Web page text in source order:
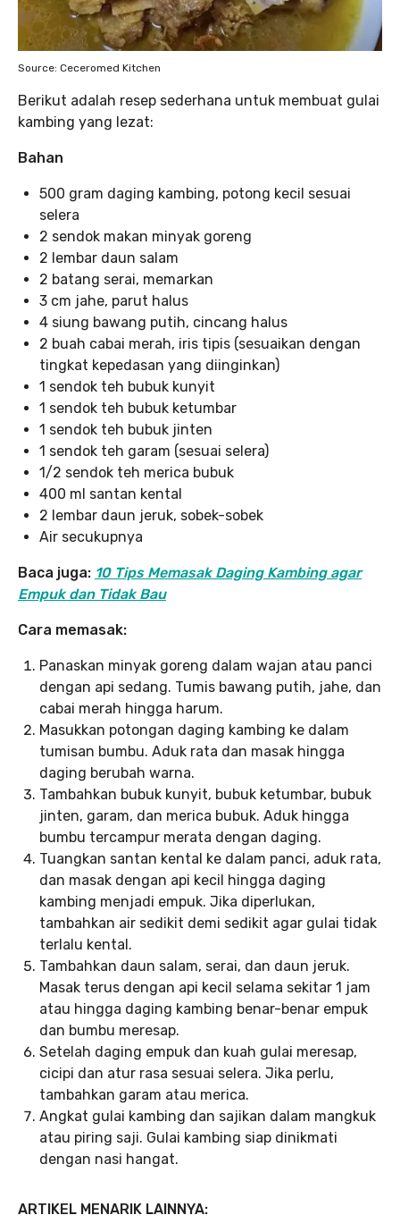
Source: Ceceromed Kitchen
Berikut adalah resep sederhana untuk membuat gulai
kambing yang lezat:
Bahan
500 gram daging kambing, potong kecil sesuai
selera
2 sendok makan minyak goreng
2 lembar daun salam
2 batang serai, memarkan
3 cm jahe, parut halus
4 siung bawang putih, cincang halus
2 buah cabai merah, iris tipis (sesuaikan dengan
tingkat kepedasan yang diinginkan)
1 sendok teh bubuk kunyit
1 sendok teh bubuk ketumbar
1 sendok teh bubuk jinten
1 sendok teh garam (sesuai selera)
1/2 sendok teh merica bubuk
400 ml santan kental
2 lembar daun jeruk, sobek-sobek
Air secukupnya
Baca juga: 10 Tips Memasak Daging Kambing agar
Empuk dan Tidak Bau
Cara memasak:
Panaskan minyak goreng dalam wajan atau panci
dengan api sedang. Tumis bawang putih, jahe, dan
cabai merah hingga harum.
Masukkan potongan daging kambing ke dalam
tumisan bumbu. Aduk rata dan masak hingga
daging berubah warna.
Tambahkan bubuk kunyit, bubuk ketumbar, bubuk
jinten, garam, dan merica bubuk. Aduk hingga
bumbu tercampur merata dengan daging.
Tuangkan santan kental ke dalam panci, aduk rata,
dan masak dengan api kecil hingga daging
kambing menjadi empuk. Jika diperlukan,
tambahkan air sedikit demi sedikit agar gulai tidak
terlalu kental.
Tambahkan daun salam, serai, dan daun jeruk.
Masak terus dengan api kecil selama sekitar 1 jam
atau hingga daging kambing benar-benar empuk
dan bumbu meresap.
Setelah daging empuk dan kuah gulai meresap,
cicipi dan atur rasa sesuai selera. Jika perlu,
tambahkan garam atau merica.
Angkat gulai kambing dan sajikan dalam mangkuk
atau piring saji. Gulai kambing siap dinikmati
dengan nasi hangat.
ARTIKEL MENARIK LAINNYA: